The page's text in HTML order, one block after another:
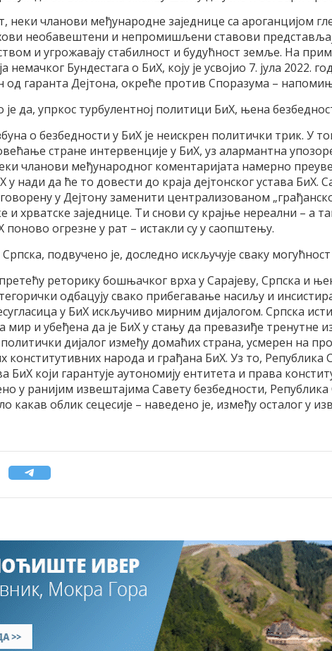
неки чланови међународне заједнице са ароганцијом
необавештени и непромишљени ставови
и угрожавају стабилност и будућност земље. На
немачког Бундестага о БиХ, коју је усвојио 7. јула 2022.
од гаранта Дејтона, окреће против Споразума –
да, упркос турбулентној политици БиХ, њена
о безбедности у БиХ је неискрен политички трик. У
стране интервенције у БиХ, уз алармантна
чланови међународног коментаријата намерно
у нади да ће то довести до краја дејтонског устава БиХ.
у Дејтону заменити централизованом
и хрватске заједнице. Ти снови су крајње нереални – а
поново огрезне у рат – истакли су у саопштењу.
подвучено је, доследно искључује сваку
реторику бошњачког врха у Сарајеву, Српска и
одбацују свако прибегавање насиљу и
у БиХ искључиво мирним дијалогом. Српска
мир и убеђена да је БиХ у стању да превазиђе тренутне
дијалог између домаћих страна, усмерен на
конститутивних народа и грађана БиХ. Уз то, Република
БиХ који гарантује аутономију ентитета и права
у ранијим извештајима Савету безбедности,
какав облик сецесије – наведено је, између осталог у